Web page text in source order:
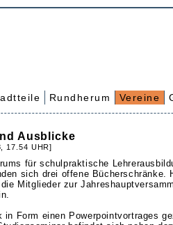
Rundherum Vereine
Ausblicke
17.54 UHR]
für schulpraktische
sich drei offene Bücherschränke.
Mitglieder zur
in Form einen Powerpointvortrages